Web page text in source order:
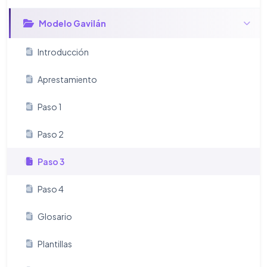
Modelo Gavilán
Introducción
Aprestamiento
Paso 1
Paso 2
Paso 3
Paso 4
Glosario
Plantillas